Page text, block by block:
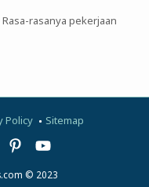
rasanya pekerjaan
Policy Sitemap
© 2023